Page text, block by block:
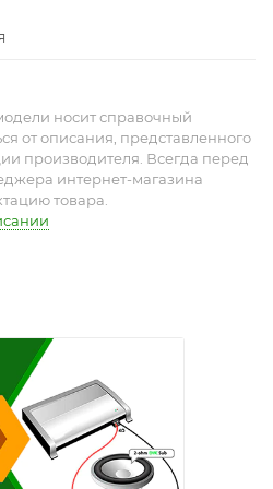
носит справочный
от описания, представленного
производителя. Всегда перед
интернет-магазина
товара.